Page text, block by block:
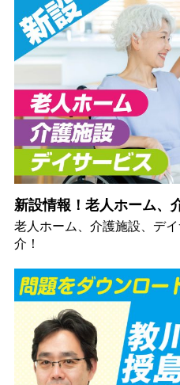
新設情報！老人ホーム、
老人ホーム、介護施設、デ
介！